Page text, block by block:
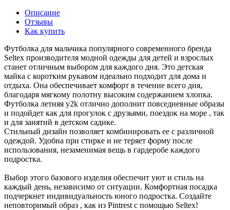
Описание
Отзывы
Как купить
Футболка для мальчика популярного современного бренда
Seltex производителя модной одежды для детей и взрослых
станет отличным выбором для каждого дня. Это детская
майка с коротким рукавом идеально подходит для дома и
отдыха. Она обеспечивает комфорт в течение всего дня,
благодаря мягкому полотну высоким содержанием хлопка.
Футболка летняя y2k отлично дополнит повседневные образы
и подойдет как для прогулок с друзьями, поездок на море , так
и для занятий в детском садике.
Стильный дизайн позволяет комбинировать ее с различной
одеждой. Удобна при стирке и не теряет форму после
использования, незаменимая вещь в гардеробе каждого
подростка.
Выбор этого базового изделия обеспечит уют и стиль на
каждый день, независимо от ситуации. Комфортная посадка
подчеркнет индивидуальность юного подростка. Создайте
неповторимый образ , как из Pintrest с помощью Seltex!